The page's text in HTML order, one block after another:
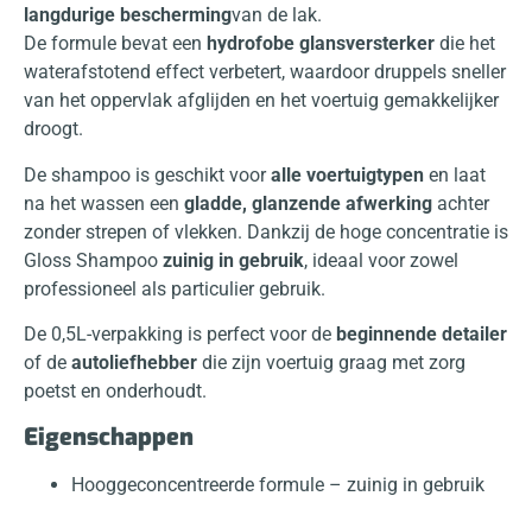
langdurige beschermingvan de lak.
De formule bevat een hydrofobe glansversterker die het
waterafstotend effect verbetert, waardoor druppels sneller
van het oppervlak afglijden en het voertuig gemakkelijker
droogt.
De shampoo is geschikt vooralle voertuigtypen en laat
na het wassen een gladde, glanzende afwerking achter
zonder strepen of vlekken. Dankzij de hoge concentratie is
Gloss Shampoo zuinig in gebruik, ideaal voor zowel
professioneel als particulier gebruik.
De 0,5L-verpakking is perfect voor de beginnende detailer
of de autoliefhebber die zijn voertuig graag met zorg
poetst en onderhoudt.
Eigenschappen
Hooggeconcentreerde formule – zuinig in gebruik